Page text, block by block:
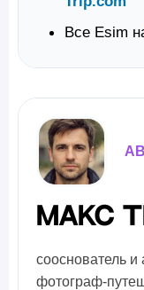
Все Esim
Макс
сооснователь и
фотограф-